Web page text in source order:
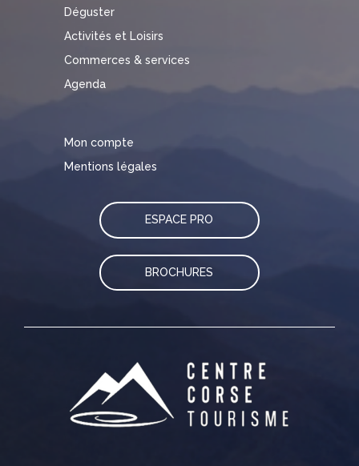
Déguster
Activités et Loisirs
Commerces & services
Agenda
Mon compte
Mentions légales
ESPACE PRO
BROCHURES